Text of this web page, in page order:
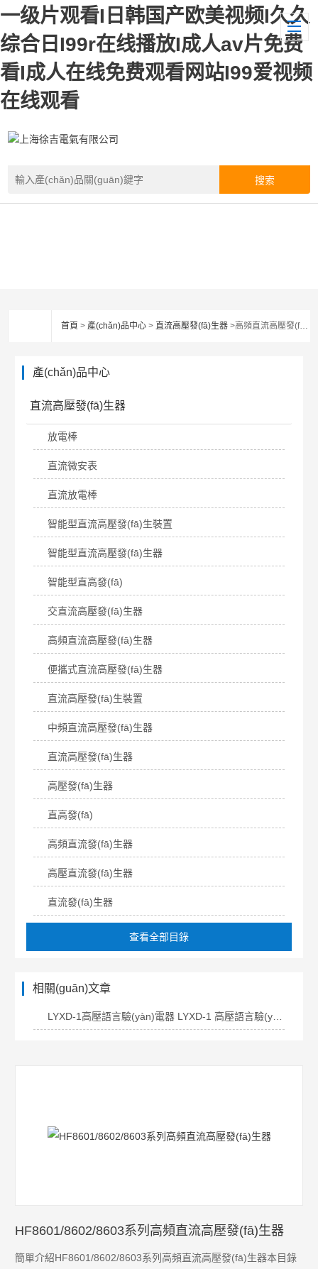
一级片观看I日韩国产欧美视频I久久
综合日I99r在线播放I成人av片免费
看I成人在线免费观看网站I99爱视频
在线观看
首頁 > 產(chǎn)品中心 > 直流高壓發(fā)生器 >高頻直流高壓發(fā)生器
產(chǎn)品中心
直流高壓發(fā)生器
放電棒
直流微安表
直流放電棒
智能型直流高壓發(fā)生裝置
智能型直流高壓發(fā)生器
智能型直高發(fā)
交直流高壓發(fā)生器
高頻直流高壓發(fā)生器
便攜式直流高壓發(fā)生器
直流高壓發(fā)生裝置
中頻直流高壓發(fā)生器
直流高壓發(fā)生器
高壓發(fā)生器
直高發(fā)
高頻直流發(fā)生器
高壓直流發(fā)生器
直流發(fā)生器
查看全部目錄
相關(guān)文章
HF8601/8602/8603系列高頻直流高壓發(fā)生器
簡單介紹HF8601/8602/8603系列高頻直流高壓發(fā)生器本目錄